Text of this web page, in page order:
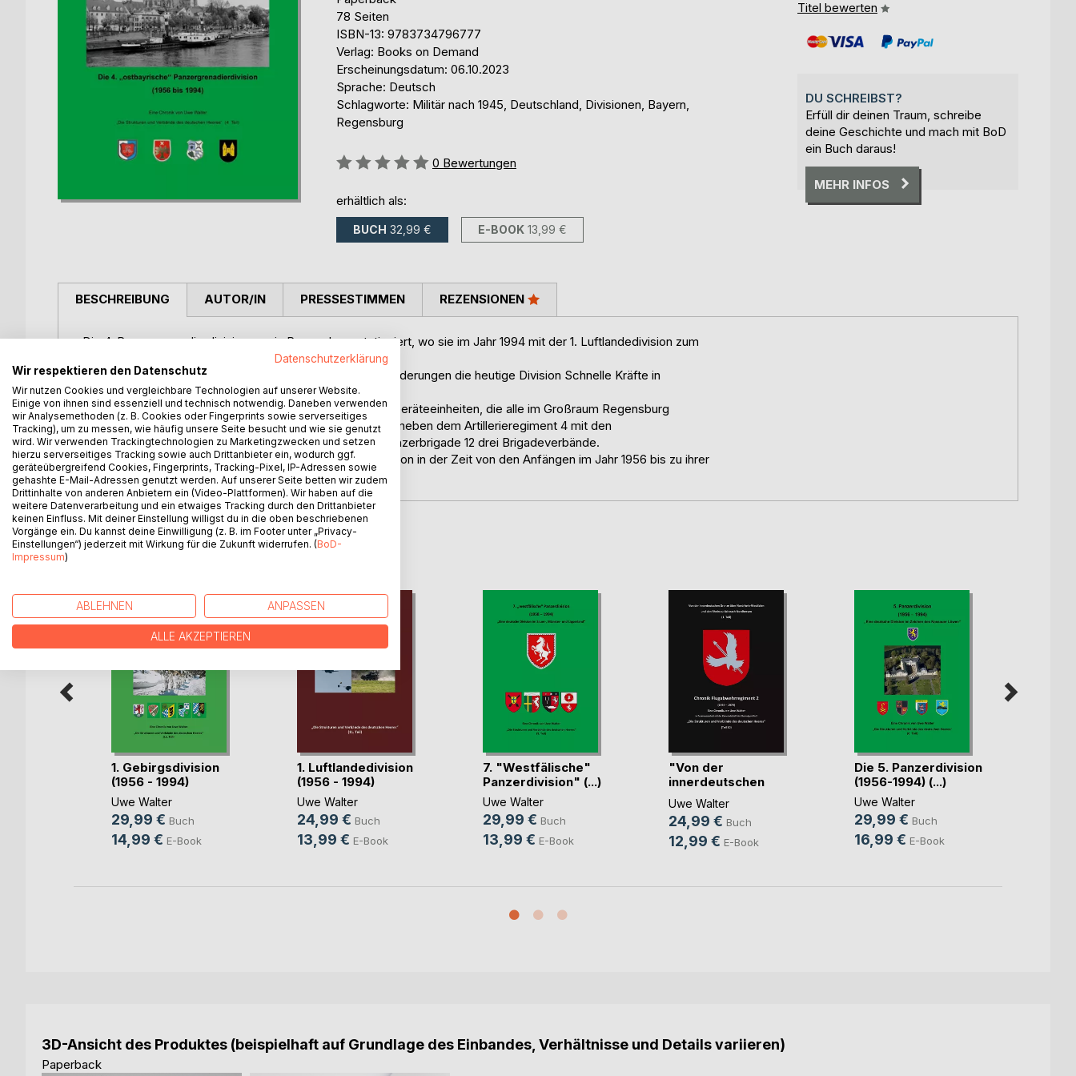
78 Seiten
ISBN-13: 9783734796777
Verlag: Books on Demand
Erscheinungsdatum: 06.10.2023
Sprache: Deutsch
Schlagworte: Militär nach 1945, Deutschland, Divisionen, Bayern,
Regensburg
Bewertung::
0 Bewertungen
erhältlich als:
BUCH 32,99 € E-BOOK 13,99 €
Titel bewerten
DU SCHREIBST?
Erfüll dir deinen Traum, schreibe
deine Geschichte und mach mit BoD
ein Buch daraus!
MEHR INFOS
BESCHREIBUNG
Die 4. Panzergrenadierdivision war in Regensburg stationiert, wo sie im Jahr 1994 mit der 1. Luftlandedivision zum
Kommando Luftbewegliche Kräfte / 4. Division fusionierte.
Aus dieser neuartigen Division ging durch mehrere Umgliederungen die heutige Division Schnelle Kräfte in
Stadtallendorf hervor.
Neben diversen Divisionstruppenteilen und nicht aktiven Geräteeinheiten, die alle im Großraum Regensburg
stationiert waren, führte dieser militärische Großverbrand neben dem Artillerieregiment 4 mit den
Panzergrenadierbrigaden 10 und 11 sowie der heutigen Panzerbrigade 12 drei Brigadeverbände.
In diesem Band wird die damalige 4. Panzergrenadierdivision in der Zeit von den Anfängen im Jahr 1956 bis zu ihrer
faktischen Auflösung im Jahr 1994 vorgestellt.
AUTOR/IN PRESSESTIMMEN REZENSIONEN
WEITERE TITEL BEIBoD
1. Gebirgsdivision
(1956 - 1994)
Uwe Walter
29,99 € Buch
14,99 € E-Book
1. Luftlandedivision
(1956 - 1994)
Uwe Walter
24,99 € Buch
13,99 € E-Book
7. "Westfälische"
Panzerdivision" (...)
Uwe Walter
29,99 € Buch
13,99 € E-Book
"Von der
innerdeutschen
Grenze übe(...)
Uwe Walter
24,99 € Buch
12,99 € E-Book
Die 5. Panzerdivision
(1956-1994) (...)
Uwe Walter
29,99 € Buch
16,99 € E-Book
3D-Ansicht des Produktes (beispielhaft auf Grundlage des Einbandes, Verhältnisse und Details variieren)
Paperback
Datenschutzerklärung
Wir respektieren den Datenschutz
Wir nutzen Cookies und vergleichbare Technologien auf unserer Website.
Einige von ihnen sind essenziell und technisch notwendig. Daneben verwenden
wir Analysemethoden (z. B. Cookies oder Fingerprints sowie serverseitiges
Tracking), um zu messen, wie häufig unsere Seite besucht und wie sie genutzt
wird. Wir verwenden Trackingtechnologien zu Marketingzwecken und setzen
hierzu serverseitiges Tracking sowie auch Drittanbieter ein, wodurch ggf.
geräteübergreifend Cookies, Fingerprints, Tracking-Pixel, IP-Adressen sowie
gehashte E-Mail-Adressen genutzt werden. Auf unserer Seite betten wir zudem
Drittinhalte von anderen Anbietern ein (Video-Plattformen). Wir haben auf die
weitere Datenverarbeitung und ein etwaiges Tracking durch den Drittanbieter
keinen Einfluss. Mit deiner Einstellung willigst du in die oben beschriebenen
Vorgänge ein. Du kannst deine Einwilligung (z. B. im Footer unter „Privacy-
Einstellungen“) jederzeit mit Wirkung für die Zukunft widerrufen. (BoD-
Impressum)
ABLEHNEN ANPASSEN
ALLE AKZEPTIEREN